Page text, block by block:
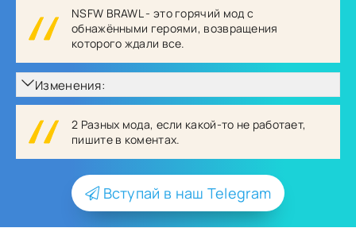
NSFW BRAWL - это горячий мод с
обнажёнными героями, возвращения
которого ждали все.
Изменения:
2 Разных мода, если какой-то не работает,
пишите в коментах.
Вступай в наш Telegram